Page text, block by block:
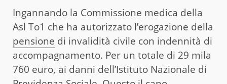
Ingannando la Commissione medica della
Asl To1 che ha autorizzato l’erogazione della
pensione di invalidità civile con indennità di
accompagnamento. Per un totale di 29 mila
760 euro, ai danni dell’Istituto Nazionale di